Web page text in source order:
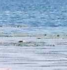
Ontario
Skyline